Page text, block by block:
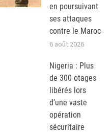
en poursuivant
ses attaques
contre le Maroc
6 août 2026
Nigeria : Plus
de 300 otages
libérés lors
d’une vaste
opération
sécuritaire